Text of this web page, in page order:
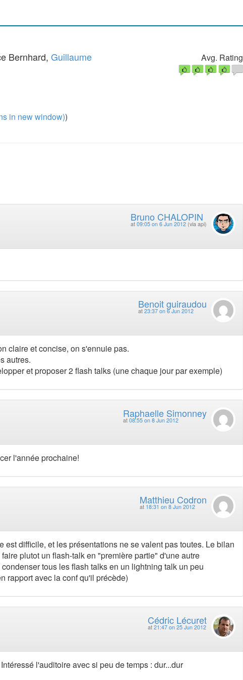
Bernhard, Guillaume
in new window))
Avg. Rating
Bruno CHALOPIN
at 09:05 on 6 Jun 2012 (via api)
Benoit guiraudou
at 23:37 on 6 Jun 2012
claire et concise, on s'ennuie pas.
autres.
et proposer 2 flash talks (une chaque jour par exemple)
Raphaelle Simonney
at 08:55 on 8 Jun 2012
l'année prochaine!
Matthieu Codron
at 18:31 on 8 Jun 2012
difficile, et les présentations ne se valent pas toutes. Le bilan
plutot un flash-talk en "première partie" d'une autre
tous les flash talks en un lightning talk un peu
rapport avec la conf qu'il précède)
Cédric Lécuret
at 21:47 on 25 Jun 2012
l'auditoire avec si peu de temps : dur...dur